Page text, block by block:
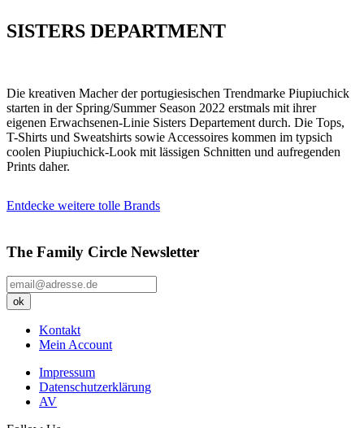
SISTERS DEPARTMENT
Die kreativen Macher der portugiesischen Trendmarke Piupiuchick
starten in der Spring/Summer Season 2022 erstmals mit ihrer
eigenen Erwachsenen-Linie Sisters Departement durch. Die Tops,
T-Shirts und Sweatshirts sowie Accessoires kommen im typsich
coolen Piupiuchick-Look mit lässigen Schnitten und aufregenden
Prints daher.
Entdecke weitere tolle Brands
The Family Circle Newsletter
Kontakt
Mein Account
Impressum
Datenschutzerklärung
AV